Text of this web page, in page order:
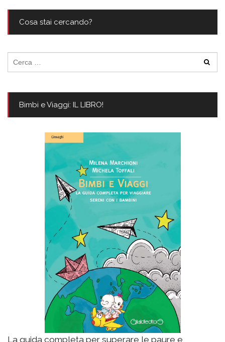
Cosa stai cercando?
per:
Bimbi e Viaggi: IL LIBRO!
La guida completa per superare le paure e